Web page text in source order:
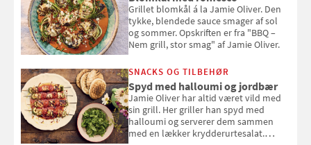
Grillet blomkål á la Jamie Oliver. Den
tykke, blendede sauce smager af sol
og sommer. Opskriften er fra "BBQ –
Nem grill, stor smag" af Jamie Oliver.
SNACKS OG TILBEHØR
Spyd med halloumi og jordbær
Jamie Oliver har altid været vild med
sin grill. Her griller han spyd med
halloumi og serverer dem sammen
med en lækker krydderurtesalat.